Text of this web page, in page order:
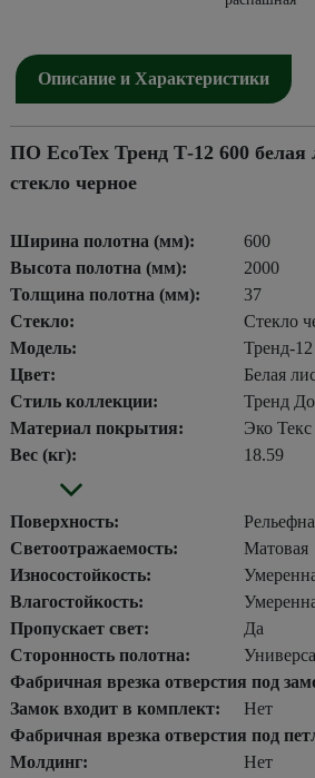
Описание и Характеристики
ПО EcoTex Тренд Т-12 600 белая
стекло черное
Ширина полотна (мм):
600
Высота полотна (мм):
2000
Толщина полотна (мм):
37
Стекло:
Стекло
Модель:
Тренд-12
Цвет:
Белая
Стиль коллекции:
Тренд
Материал покрытия:
Эко Текс
Вес (кг):
18.59
Поверхность:
Светоотражаемость:
Матовая
Износостойкость:
Влагостойкость:
Пропускает свет:
Да
Сторонность полотна:
Фабричная врезка отверстия под
Замок входит в комплект:
Нет
Фабричная врезка отверстия под
Молдинг:
Нет